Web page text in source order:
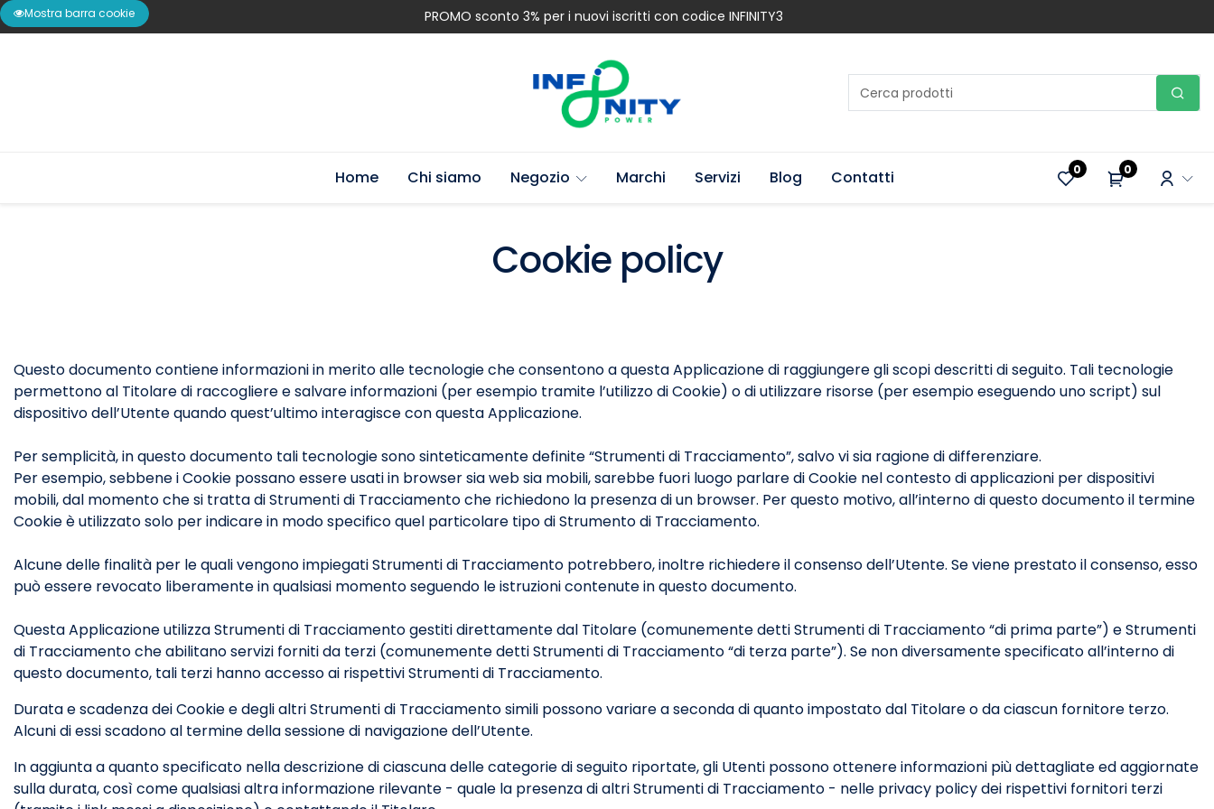
PROMO sconto 3% per i nuovi iscritti con codice INFINITY3
Home Chi siamo Negozio Marchi Servizi Blog Contatti 0 0
Cookie policy
Questo documento contiene informazioni in merito alle tecnologie che consentono a questa Applicazione di raggiungere gli scopi descritti di seguito. Tali tecnologie
permettono al Titolare di raccogliere e salvare informazioni (per esempio tramite l’utilizzo di Cookie) o di utilizzare risorse (per esempio eseguendo uno script) sul
dispositivo dell’Utente quando quest’ultimo interagisce con questa Applicazione.
Per semplicità, in questo documento tali tecnologie sono sinteticamente definite “Strumenti di Tracciamento”, salvo vi sia ragione di differenziare.
Per esempio, sebbene i Cookie possano essere usati in browser sia web sia mobili, sarebbe fuori luogo parlare di Cookie nel contesto di applicazioni per dispositivi
mobili, dal momento che si tratta di Strumenti di Tracciamento che richiedono la presenza di un browser. Per questo motivo, all’interno di questo documento il termine
Cookie è utilizzato solo per indicare in modo specifico quel particolare tipo di Strumento di Tracciamento.
Alcune delle finalità per le quali vengono impiegati Strumenti di Tracciamento potrebbero, inoltre richiedere il consenso dell’Utente. Se viene prestato il consenso, esso
può essere revocato liberamente in qualsiasi momento seguendo le istruzioni contenute in questo documento.
Questa Applicazione utilizza Strumenti di Tracciamento gestiti direttamente dal Titolare (comunemente detti Strumenti di Tracciamento “di prima parte”) e Strumenti
di Tracciamento che abilitano servizi forniti da terzi (comunemente detti Strumenti di Tracciamento “di terza parte”). Se non diversamente specificato all’interno di
questo documento, tali terzi hanno accesso ai rispettivi Strumenti di Tracciamento.
Durata e scadenza dei Cookie e degli altri Strumenti di Tracciamento simili possono variare a seconda di quanto impostato dal Titolare o da ciascun fornitore terzo.
Alcuni di essi scadono al termine della sessione di navigazione dell’Utente.
In aggiunta a quanto specificato nella descrizione di ciascuna delle categorie di seguito riportate, gli Utenti possono ottenere informazioni più dettagliate ed aggiornate
sulla durata, così come qualsiasi altra informazione rilevante - quale la presenza di altri Strumenti di Tracciamento - nelle privacy policy dei rispettivi fornitori terzi
Mostra barra cookie